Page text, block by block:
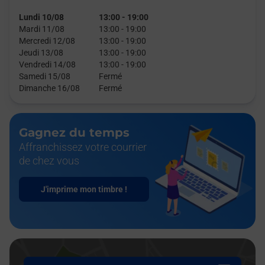
Lundi 10/08 13:00 - 19:00
Mardi 11/08
13:00 - 19:00
Mercredi 12/08
13:00 - 19:00
Jeudi 13/08
13:00 - 19:00
Vendredi 14/08
13:00 - 19:00
Samedi 15/08
Fermé
Dimanche 16/08
Fermé
Gagnez du temps
Affranchissez votre courrier
de chez vous
J'imprime mon timbre !